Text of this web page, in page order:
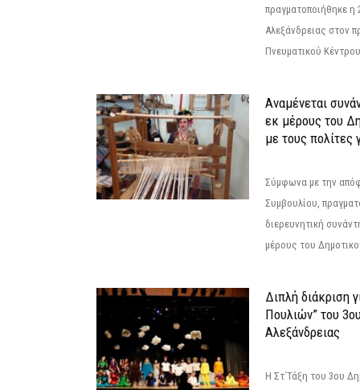
πραγματοποιήθηκε η
Αλεξάνδρειας στον
Πνευματικού
Αναμένεται
εκ μέρους του
με τους πολίτες
Σύμφωνα με την
Συμβουλίου,
διερευνητική
μέρους του
Διπλή διάκριση
Πουλιών” του
Αλεξάνδρειας
Η Στ΄Τάξη του 3ου